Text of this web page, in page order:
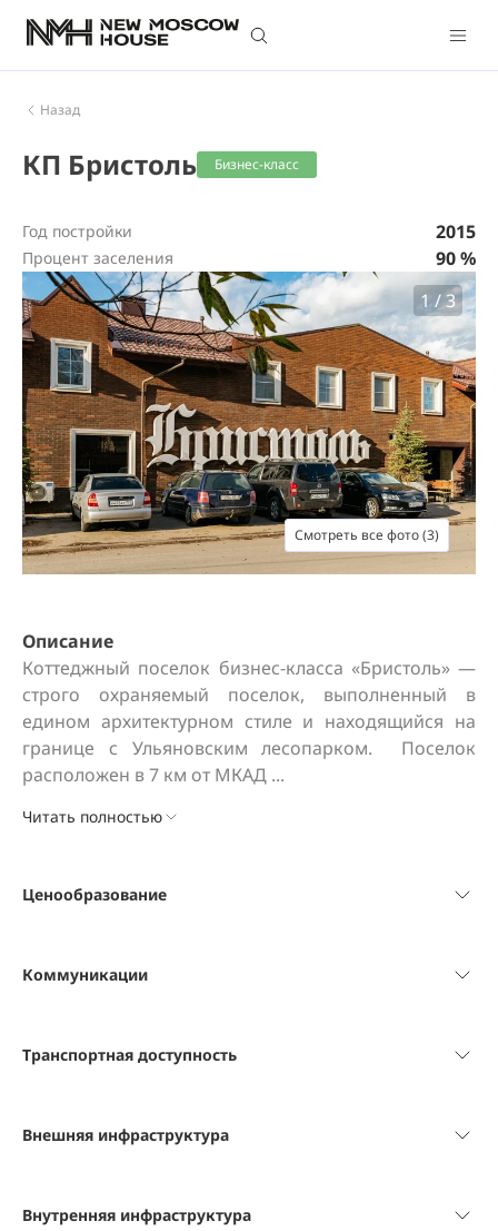
Назад
КП Бристоль Бизнес-класс
Год постройки 2015
Процент заселения
90 %
1/3
Смотреть все фото (3)
Описание
Коттеджный поселок бизнес-класса «Бристоль» —
строго охраняемый поселок, выполненный в
едином архитектурном стиле и находящийся на
границе с Ульяновским лесопарком.  Поселок
расположен в 7 км от МКАД ...
Читать полностью
Ценообразование
Коммуникации
Транспортная доступность
Внешняя инфраструктура
Внутренняя инфраструктура